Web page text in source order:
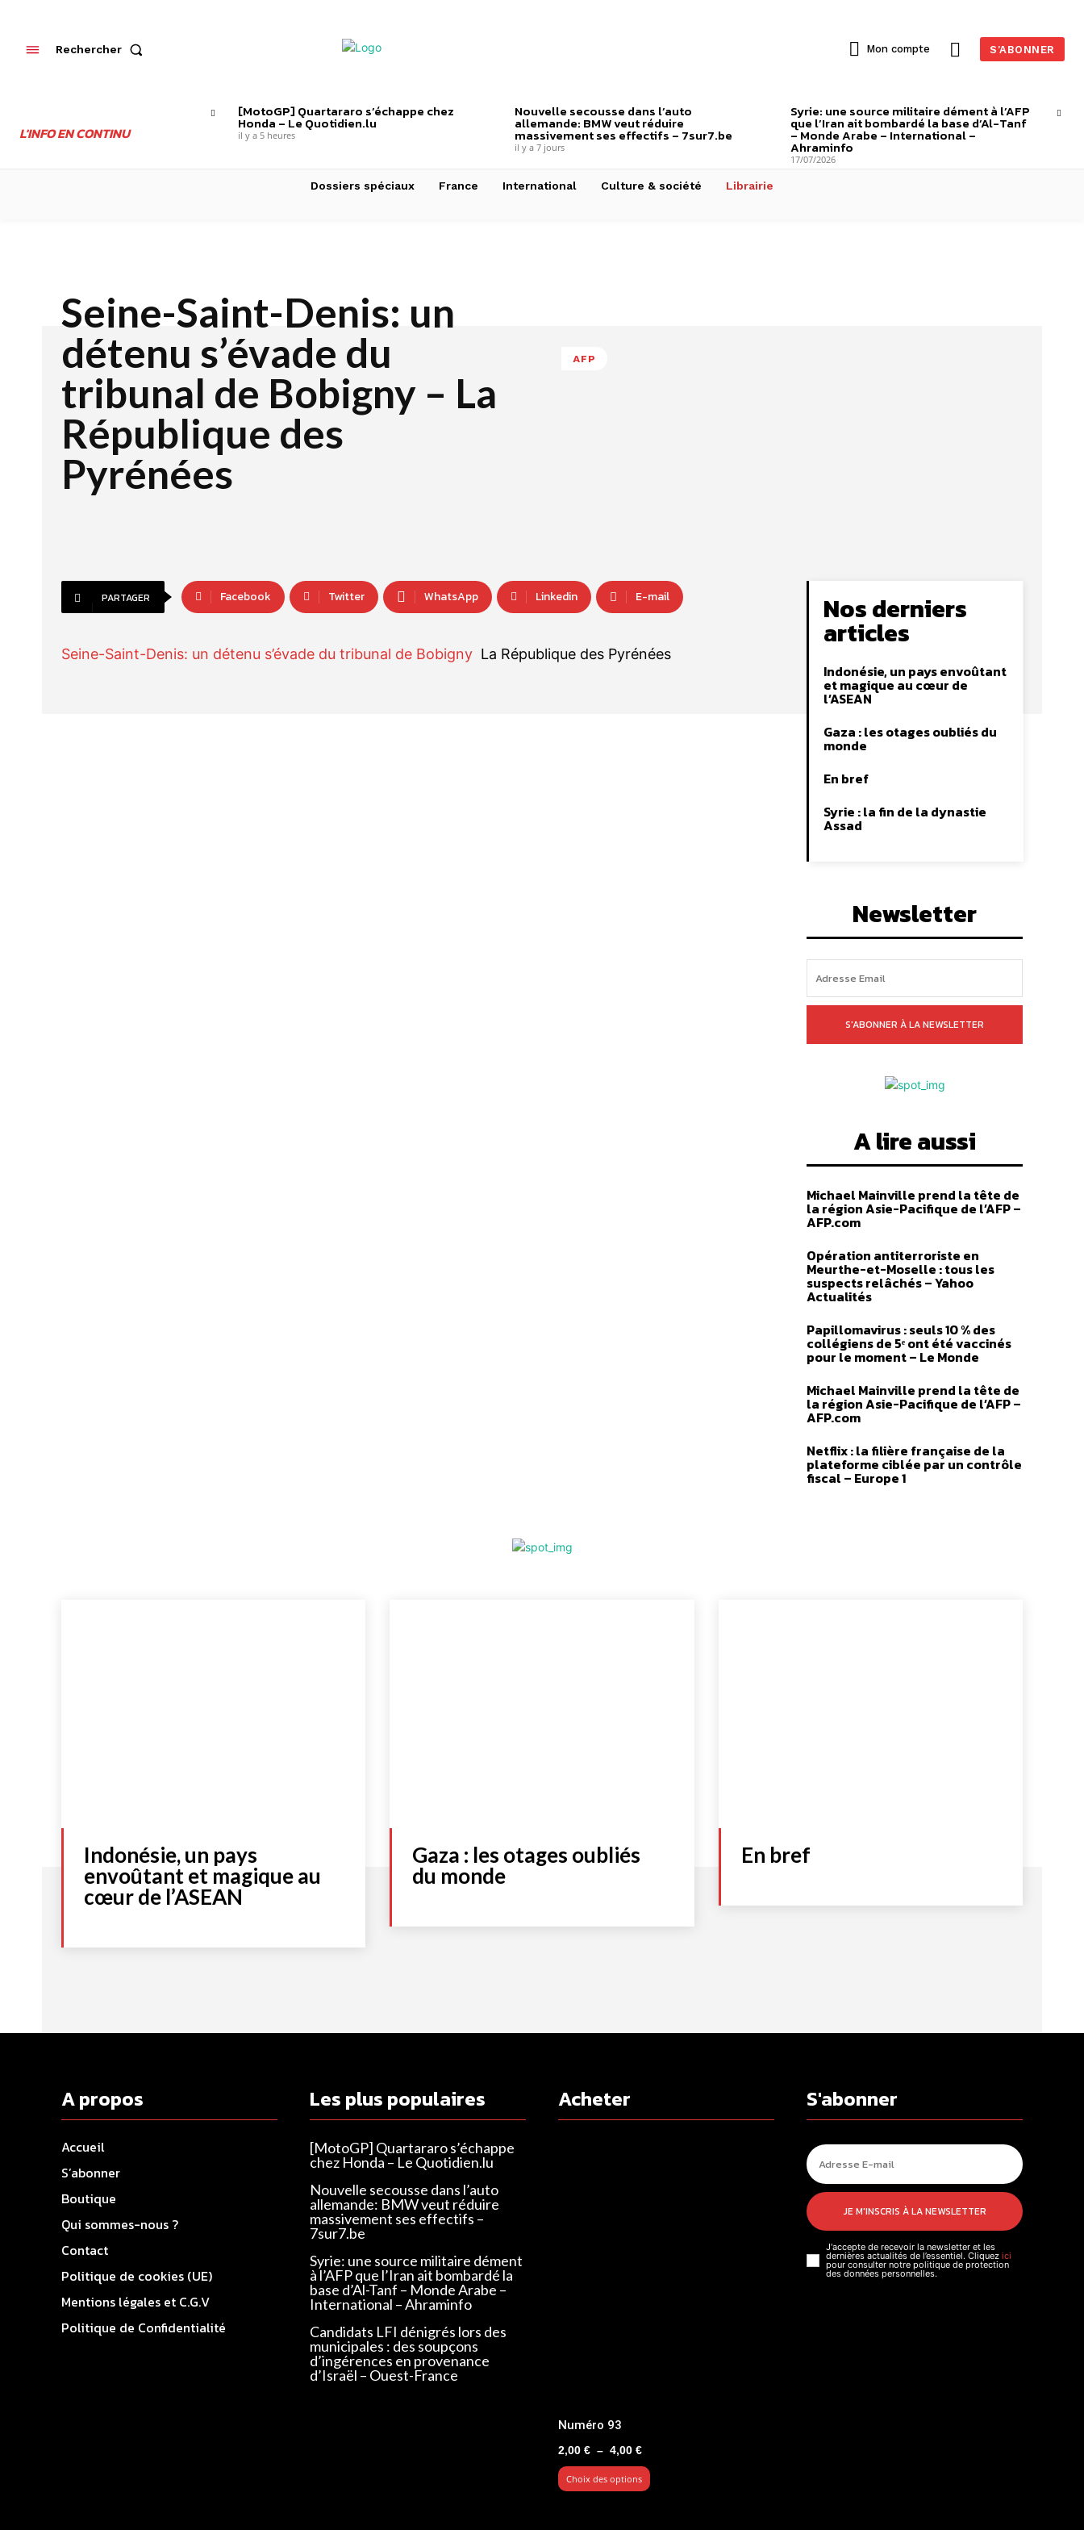
Rechercher Mon compte S'ABONNER
L'INFO EN CONTINU
[MotoGP] Quartararo s’échappe chez
Honda – Le Quotidien.lu
il y a 5 heures
Nouvelle secousse dans l’auto
allemande: BMW veut réduire
massivement ses effectifs – 7sur7.be
il y a 7 jours
Syrie: une source militaire dément à l’AFP
que l’Iran ait bombardé la base d’Al-Tanf
– Monde Arabe – International –
Ahraminfo
17/07/2026
Dossiers spéciaux France International Culture & société Librairie
Seine-Saint-Denis: un
détenu s’évade du
tribunal de Bobigny – La
République des
Pyrénées
AFP
PARTAGER Facebook Twitter WhatsApp Linkedin E-mail
Seine-Saint-Denis: un détenu s’évade du tribunal de Bobigny La République des Pyrénées
Nos derniers
articles
Indonésie, un pays envoûtant
et magique au cœur de
l’ASEAN
Gaza : les otages oubliés du
monde
En bref
Syrie : la fin de la dynastie
Assad
Newsletter
S'ABONNER À LA NEWSLETTER
A lire aussi
Michael Mainville prend la tête de
la région Asie-Pacifique de l’AFP –
AFP.com
Opération antiterroriste en
Meurthe-et-Moselle : tous les
suspects relâchés – Yahoo
Actualités
Papillomavirus : seuls 10 % des
collégiens de 5ᵉ ont été vaccinés
pour le moment – Le Monde
Michael Mainville prend la tête de
la région Asie-Pacifique de l’AFP –
AFP.com
Netflix : la filière française de la
plateforme ciblée par un contrôle
fiscal – Europe 1
Indonésie, un pays
envoûtant et magique au
cœur de l’ASEAN
Gaza : les otages oubliés
du monde
En bref
A propos
Accueil
S’abonner
Boutique
Qui sommes-nous ?
Contact
Politique de cookies (UE)
Mentions légales et C.G.V
Politique de Confidentialité
Les plus populaires
[MotoGP] Quartararo s’échappe
chez Honda – Le Quotidien.lu
Nouvelle secousse dans l’auto
allemande: BMW veut réduire
massivement ses effectifs –
7sur7.be
Syrie: une source militaire dément
à l’AFP que l’Iran ait bombardé la
base d’Al-Tanf – Monde Arabe –
International – Ahraminfo
Candidats LFI dénigrés lors des
municipales : des soupçons
d’ingérences en provenance
d’Israël – Ouest-France
Acheter
Numéro 93
2,00 € – 4,00 €Plage
de
prix :
Choix des options
S'abonner
JE M'INSCRIS À LA NEWSLETTER
J'accepte de recevoir la newsletter et les
dernières actualités de l’essentiel. Cliquez ici
pour consulter notre politique de protection
des données personnelles.